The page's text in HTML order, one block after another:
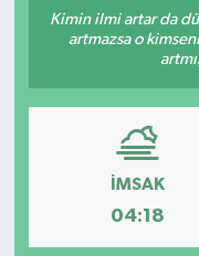
Kimin ilmi artar da
artmazsa o
İMSAK
04:18
Manşet Haberi